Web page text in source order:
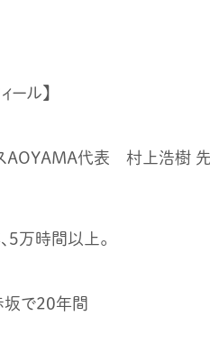
ール】
AOYAMA代表 村上浩樹
5万時間以上。
で20年間